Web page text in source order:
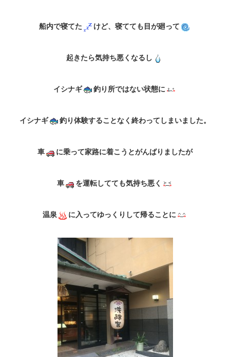
船内で寝てた けど、寝てても目が廻って
起きたら気持ち悪くなるし
イシナギ 釣り所ではない状態に
イシナギ 釣り体験することなく終わってしまいました。
車 に乗って家路に着こうとがんばりましたが
車 を運転してても気持ち悪く
温泉 に入ってゆっくりして帰ることに